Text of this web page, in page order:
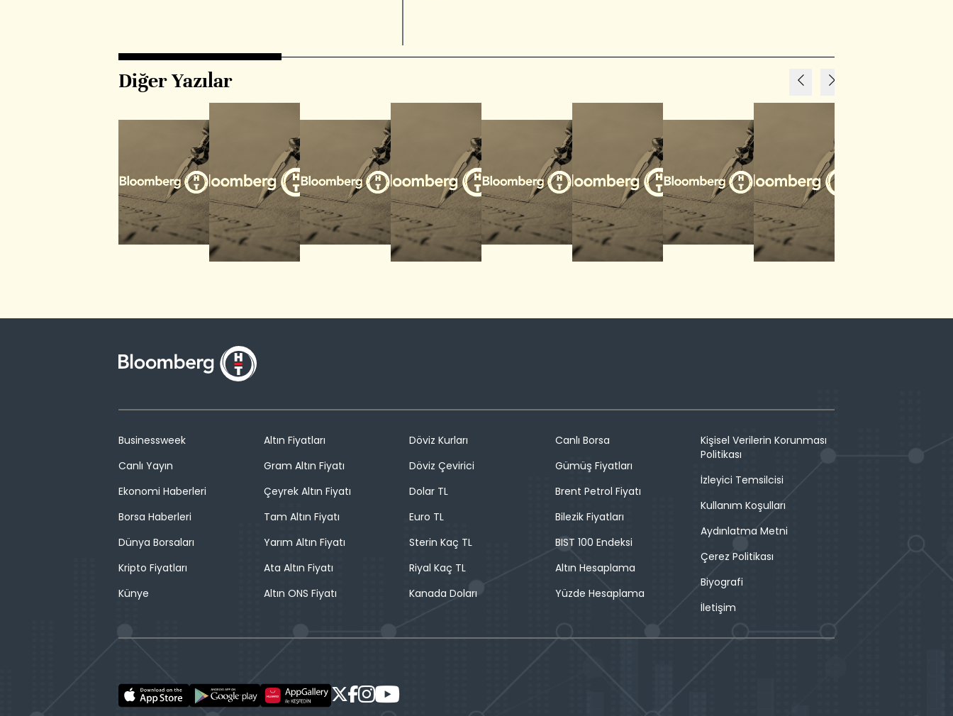
Diğer Yazılar
Businessweek
Canlı Yayın
Ekonomi Haberleri
Borsa Haberleri
Dünya Borsaları
Kripto Fiyatları
Künye
Altın Fiyatları
Gram Altın Fiyatı
Çeyrek Altın Fiyatı
Tam Altın Fiyatı
Yarım Altın Fiyatı
Ata Altın Fiyatı
Altın ONS Fiyatı
Döviz Kurları
Döviz Çevirici
Dolar TL
Euro TL
Sterin Kaç TL
Riyal Kaç TL
Kanada Doları
Canlı Borsa
Gümüş Fiyatları
Brent Petrol Fiyatı
Bilezik Fiyatları
BIST 100 Endeksi
Altın Hesaplama
Yüzde Hesaplama
Kişisel Verilerin Korunması
Politikası
İzleyici Temsilcisi
Kullanım Koşulları
Aydınlatma Metni
Çerez Politikası
Biyografi
İletişim